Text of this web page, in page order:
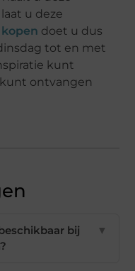
u deze
doet u dus
tot en met
kunt
ontvangen
bij
▼